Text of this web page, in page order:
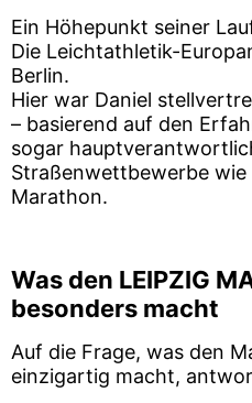
Ein Höhepunkt seiner
Die Leichtathletik-
Berlin.
Hier war Daniel
– basierend auf den
sogar
Straßenwettbewerbe wie
Marathon.
Was den LEIPZIG
besonders macht
Auf die Frage, was den
einzigartig macht,